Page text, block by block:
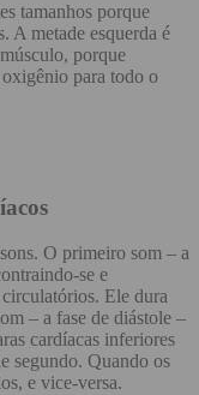
tamanhos porque
A metade esquerda é
porque
para todo o
O primeiro som – a
se e
circulatórios. Ele dura
– a fase de diástole –
cardíacas inferiores
segundo. Quando os
e vice-versa.